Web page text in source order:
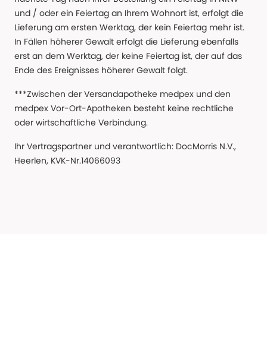
und / oder ein Feiertag an Ihrem Wohnort ist, erfolgt die
Lieferung am ersten Werktag, der kein Feiertag mehr ist.
In Fällen höherer Gewalt erfolgt die Lieferung ebenfalls
erst an dem Werktag, der keine Feiertag ist, der auf das
Ende des Ereignisses höherer Gewalt folgt.
***Zwischen der Versandapotheke medpex und den
medpex Vor-Ort-Apotheken besteht keine rechtliche
oder wirtschaftliche Verbindung.
Ihr Vertragspartner und verantwortlich: DocMorris N.V.,
Heerlen, KVK-Nr.14066093